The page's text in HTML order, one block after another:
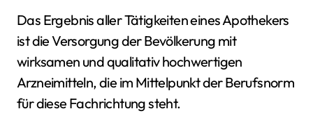
Das Ergebnis aller Tätigkeiten eines Apothekers
ist die Versorgung der Bevölkerung mit
wirksamen und qualitativ hochwertigen
Arzneimitteln, die im Mittelpunkt der Berufsnorm
für diese Fachrichtung steht.